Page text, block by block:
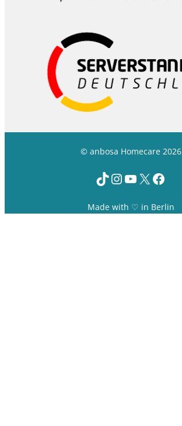
© anbosa Homecare 2026
TikTok InstagramYouTube X Facebook
Made with ♡ in Berlin